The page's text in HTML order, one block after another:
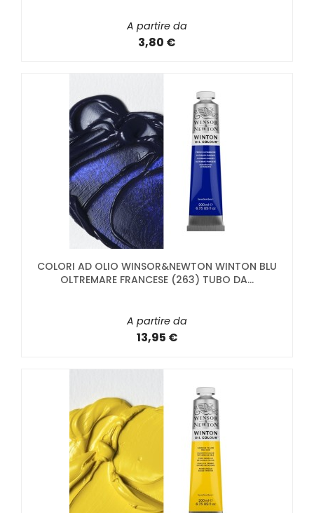
A partire da
3,80 €
COLORI AD OLIO WINSOR&NEWTON WINTON BLU
OLTREMARE FRANCESE (263) TUBO DA...
A partire da
13,95 €